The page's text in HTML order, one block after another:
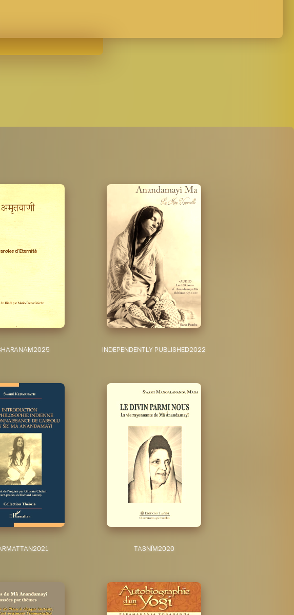
2025 INDEPENDENTLY PUBLISHED2022
2021 TASNÎM2020